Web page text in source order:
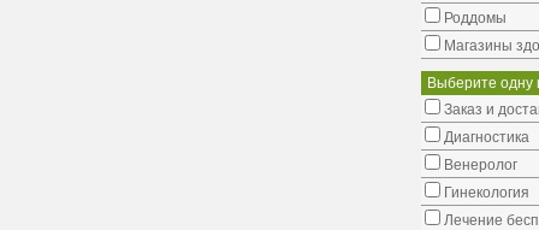
Роддомы
Магазины
Выберите одну
Заказ и
Диагностика
Венеролог
Гинекология
Лечение